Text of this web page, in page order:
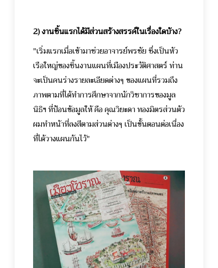
2) งานชิ้นแรกได้มีส่วนสร้างสรรค์ในเรื่องใดบ้าง?
"เริ่มแรกเมื่อเข้ามาช่วยอาจารย์พรชัย ซึ่งเป็นหัว
เรือใหญ่ของชิ้นงานแผนที่เมืองประวัติศาสตร์ ท่าน
จะเป็นคนร่างรายละเอียดต่างๆ ของแผนที่รวมถึง
ภาพตามที่ได้ทำการศึกษาจากนักวิชาการของมูล
นิธิฯ ที่ป้อนข้อมูลให้ คือ คุณวิยะดา ทองมิตรส่วนตัว
ผมทำหน้าที่ลงสีตามส่วนต่างๆ เป็นขั้นตอนต่อเนื่อง
ที่ได้วางแผนกันไว้"